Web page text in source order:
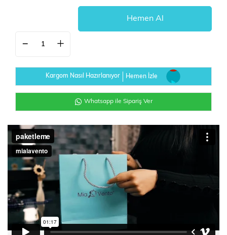
Kargom Nasıl Hazırlanıyor Hemen İzle
Whatsapp ile Sipariş Ver